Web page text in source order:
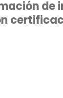
de